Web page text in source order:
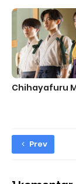
Chihayafuru
Prev